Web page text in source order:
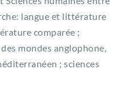
langue et littérature
comparée ;
mondes anglophone,
; sciences